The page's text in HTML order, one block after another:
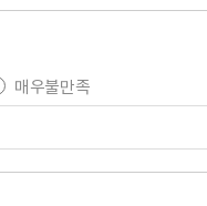
매우불만족